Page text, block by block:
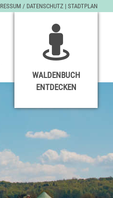
/ DATENSCHUTZ | STADTPLAN
WALDENBUCH
ENTDECKEN